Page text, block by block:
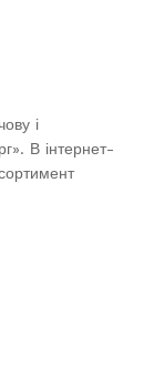
і
В інтернет-